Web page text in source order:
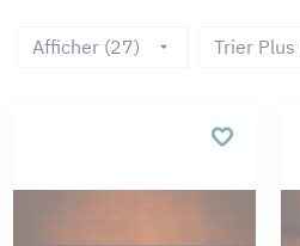
Afficher (27) Trier